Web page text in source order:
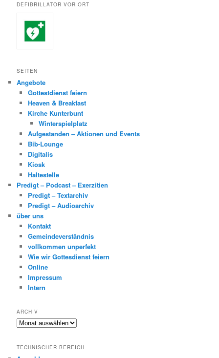
DEFIBRILLATOR VOR ORT
SEITEN
Angebote
Gottestdienst feiern
Heaven & Breakfast
Kirche Kunterbunt
Winterspielplatz
Aufgestanden – Aktionen und Events
Bib-Lounge
Digitalis
Kiosk
Haltestelle
Predigt – Podcast – Exerzitien
Predigt – Textarchiv
Predigt – Audioarchiv
über uns
Kontakt
Gemeindeverständnis
vollkommen unperfekt
Wie wir Gottesdienst feiern
Online
Impressum
Intern
ARCHIV
Archiv
TECHNISCHER BEREICH